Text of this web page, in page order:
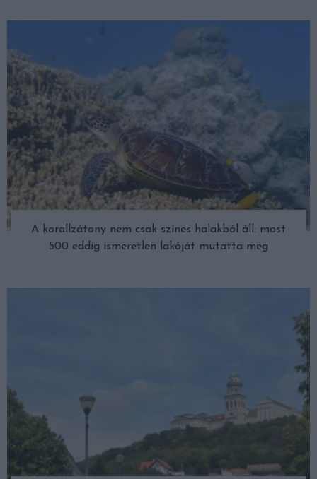
A korallzátony nem csak színes halakból áll: most
500 eddig ismeretlen lakóját mutatta meg